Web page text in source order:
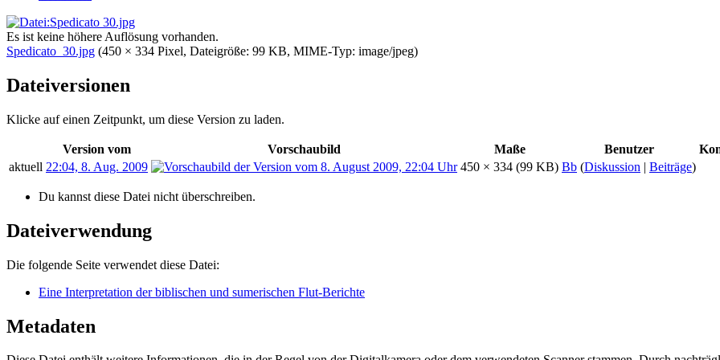
Es ist keine höhere Auflösung vorhanden.
Spedicato_30.jpg (450 × 334 Pixel, Dateigröße: 99 KB, MIME-Typ: image/jpeg)
Dateiversionen
Klicke auf einen Zeitpunkt, um diese Version zu laden.
Version vom Vorschaubild Maße Benutzer
aktuell 22:04, 8. Aug. 2009 450 × 334 (99 KB) Bb (Diskussion | Beiträge)
Du kannst diese Datei nicht überschreiben.
Dateiverwendung
Die folgende Seite verwendet diese Datei:
Eine Interpretation der biblischen und sumerischen Flut-Berichte
Metadaten